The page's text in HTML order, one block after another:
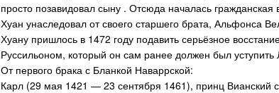
просто позавидовал сыну . Отсюда началась
Хуан унаследовал от своего старшего брата, Альфонса
Хуану пришлось в 1472 году подавить серьёзное
Руссильоном, который он сам ранее должен был
От первого брака с Бланкой Наваррской:
Карл (29 мая 1421 — 23 сентября 1461), принц Вианский